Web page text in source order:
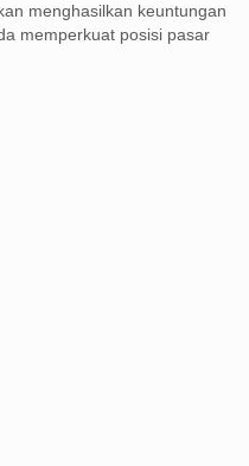
menghasilkan keuntungan
memperkuat posisi pasar